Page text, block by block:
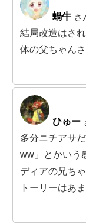
蝸牛 さ
結局改造はさ
体の父ちゃ
ひゅー
多分ニチアサ
ww」とかいう
ディアの兄ち
トーリーはあ